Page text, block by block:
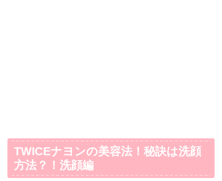
TWICEナヨンの美容法！秘訣は洗顔
方法？！洗顔編